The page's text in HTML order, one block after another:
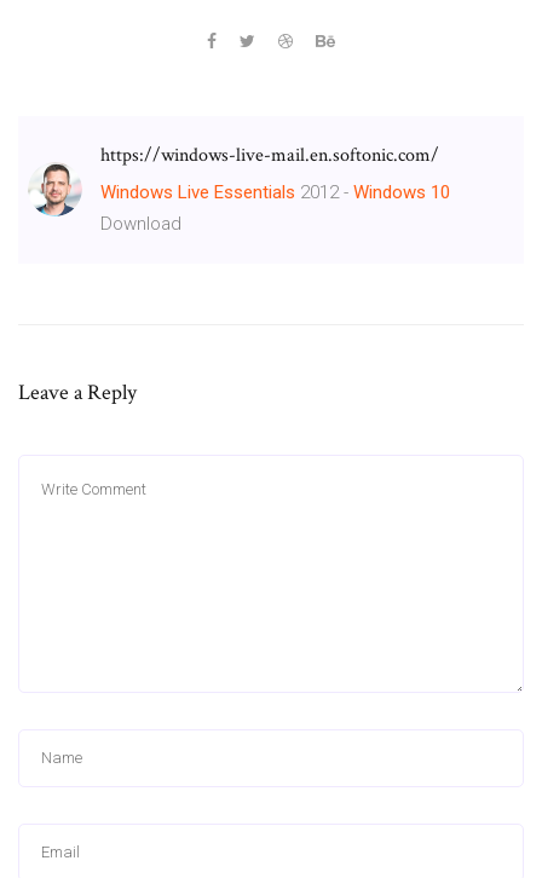
https://windows-live-mail.en.softonic.com/
Windows Live Essentials 2012 - Windows 10
Download
Leave a Reply